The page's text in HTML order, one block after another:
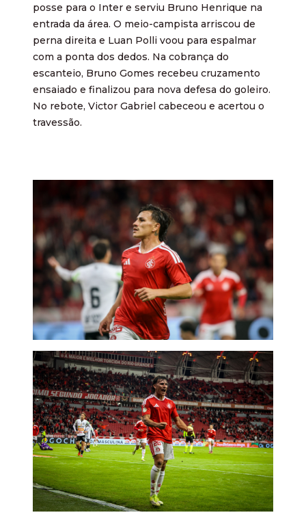
posse para o Inter e serviu Bruno Henrique na
entrada da área. O meio-campista arriscou de
perna direita e Luan Polli voou para espalmar
com a ponta dos dedos. Na cobrança do
escanteio, Bruno Gomes recebeu cruzamento
ensaiado e finalizou para nova defesa do goleiro.
No rebote, Victor Gabriel cabeceou e acertou o
travessão.